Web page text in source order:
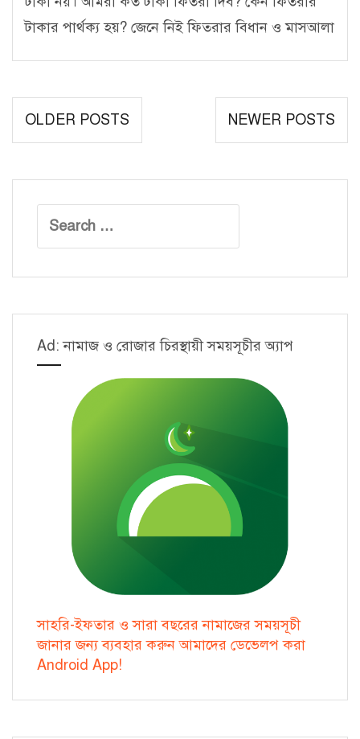
টাকার পার্থক্য হয়? জেনে নিই ফিতরার বিধান ও মাসআলা
Posts
navigation
OLDER POSTS NEWER POSTS
for:
Ad: নামাজ ও রোজার চিরস্থায়ী সময়সূচীর অ্যাপ
সাহরি-ইফতার ও সারা বছরের নামাজের সময়সূচী
জানার জন্য ব্যবহার করুন আমাদের ডেভেলপ করা
Android App!